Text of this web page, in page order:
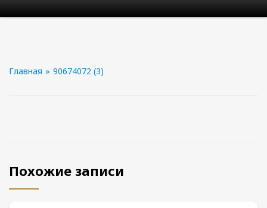
Главная » 90674072 (3)
Похожие записи